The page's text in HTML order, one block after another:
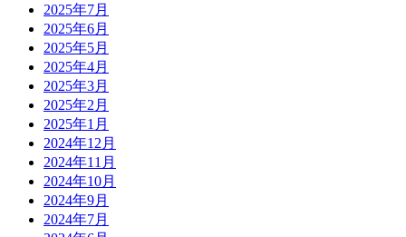
2025年7月
2025年6月
2025年5月
2025年4月
2025年3月
2025年2月
2025年1月
2024年12月
2024年11月
2024年10月
2024年9月
2024年7月